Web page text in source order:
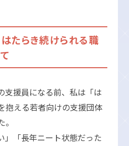
たらき続けられる職
支援員になる前、私は「は
抱える若者向けの支援団体
」「長年ニート状態だった